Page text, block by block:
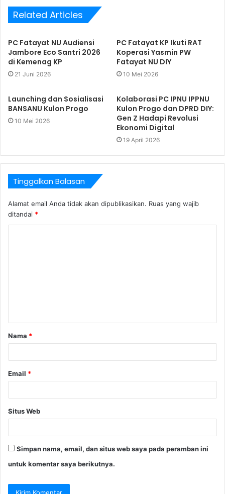
Related Articles
PC Fatayat NU Audiensi
Jambore Eco Santri 2026
di Kemenag KP
21 Juni 2026
PC Fatayat KP Ikuti RAT
Koperasi Yasmin PW
Fatayat NU DIY
10 Mei 2026
Launching dan Sosialisasi
BANSANU Kulon Progo
10 Mei 2026
Kolaborasi PC IPNU IPPNU
Kulon Progo dan DPRD DIY:
Gen Z Hadapi Revolusi
Ekonomi Digital
19 April 2026
Tinggalkan Balasan
Alamat email Anda tidak akan dipublikasikan. Ruas yang wajib
ditandai *
Nama *
Email *
Situs Web
Simpan nama, email, dan situs web saya pada peramban ini
untuk komentar saya berikutnya.